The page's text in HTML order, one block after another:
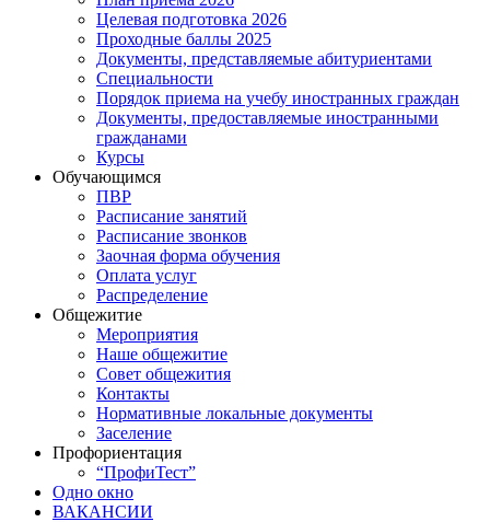
Целевая подготовка 2026
Проходные баллы 2025
Документы, представляемые абитуриентами
Специальности
Порядок приема на учебу иностранных граждан
Документы, предоставляемые иностранными
гражданами
Курсы
Обучающимся
ПВР
Расписание занятий
Расписание звонков
Заочная форма обучения
Оплата услуг
Распределение
Общежитие
Мероприятия
Наше общежитие
Совет общежития
Контакты
Нормативные локальные документы
Заселение
Профориентация
“ПрофиТест”
Одно окно
ВАКАНСИИ